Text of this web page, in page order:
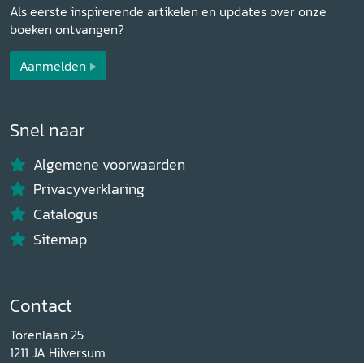
Als eerste inspirerende artikelen en updates over onze
boeken ontvangen?
Aanmelden
Snel naar
Algemene voorwaarden
Privacyverklaring
Catalogus
Sitemap
Contact
Torenlaan 25
1211 JA Hilversum